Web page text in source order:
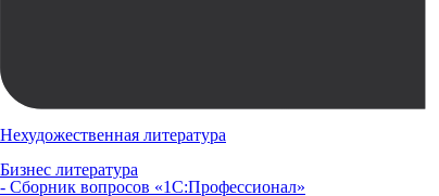
Нехудожественная литература
Бизнес литература
- Сборник вопросов «1С:Профессионал»